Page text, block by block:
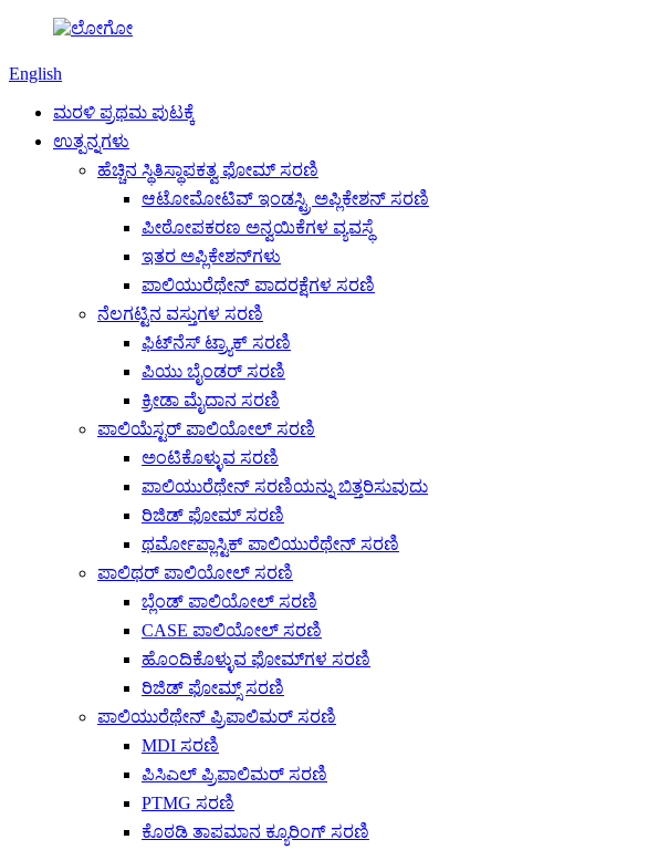
English
ಮರಳಿ ಪ್ರಥಮ ಪುಟಕ್ಕೆ
ಉತ್ಪನ್ನಗಳು
ಹೆಚ್ಚಿನ ಸ್ಥಿತಿಸ್ಥಾಪಕತ್ವ ಫೋಮ್ ಸರಣಿ
ಆಟೋಮೋಟಿವ್ ಇಂಡಸ್ಟ್ರಿ ಅಪ್ಲಿಕೇಶನ್ ಸರಣಿ
ಪೀಠೋಪಕರಣ ಅನ್ವಯಿಕೆಗಳ ವ್ಯವಸ್ಥೆ
ಇತರ ಅಪ್ಲಿಕೇಶನ್‌ಗಳು
ಪಾಲಿಯುರೆಥೇನ್ ಪಾದರಕ್ಷೆಗಳ ಸರಣಿ
ನೆಲಗಟ್ಟಿನ ವಸ್ತುಗಳ ಸರಣಿ
ಫಿಟ್‌ನೆಸ್ ಟ್ರ್ಯಾಕ್ ಸರಣಿ
ಪಿಯು ಬೈಂಡರ್ ಸರಣಿ
ಕ್ರೀಡಾ ಮೈದಾನ ಸರಣಿ
ಪಾಲಿಯೆಸ್ಟರ್ ಪಾಲಿಯೋಲ್ ಸರಣಿ
ಅಂಟಿಕೊಳ್ಳುವ ಸರಣಿ
ಪಾಲಿಯುರೆಥೇನ್ ಸರಣಿಯನ್ನು ಬಿತ್ತರಿಸುವುದು
ರಿಜಿಡ್ ಫೋಮ್ ಸರಣಿ
ಥರ್ಮೋಪ್ಲಾಸ್ಟಿಕ್ ಪಾಲಿಯುರೆಥೇನ್ ಸರಣಿ
ಪಾಲಿಥರ್ ಪಾಲಿಯೋಲ್ ಸರಣಿ
ಬ್ಲೆಂಡ್ ಪಾಲಿಯೋಲ್ ಸರಣಿ
CASE ಪಾಲಿಯೋಲ್ ಸರಣಿ
ಹೊಂದಿಕೊಳ್ಳುವ ಫೋಮ್‌ಗಳ ಸರಣಿ
ರಿಜಿಡ್ ಫೋಮ್ಸ್ ಸರಣಿ
ಪಾಲಿಯುರೆಥೇನ್ ಪ್ರಿಪಾಲಿಮರ್ ಸರಣಿ
MDI ಸರಣಿ
ಪಿಸಿಎಲ್ ಪ್ರಿಪಾಲಿಮರ್ ಸರಣಿ
PTMG ಸರಣಿ
ಕೊಠಡಿ ತಾಪಮಾನ ಕ್ಯೂರಿಂಗ್ ಸರಣಿ